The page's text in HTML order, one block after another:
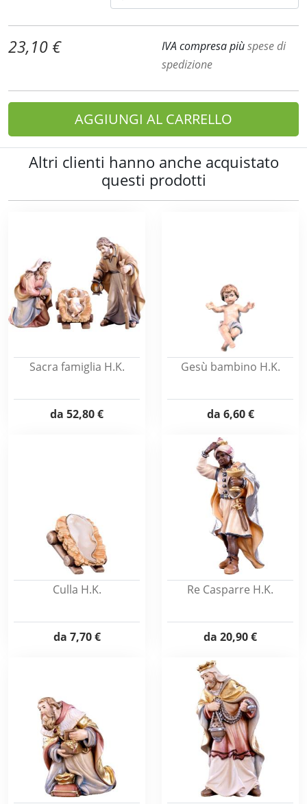
23,10 € IVA compresa piùspese di
spedizione
AGGIUNGI AL CARRELLO
Altri clienti hanno anche acquistato
questi prodotti
Sacra famiglia H.K.
da 52,80 €
Gesù bambino H.K.
da 6,60 €
Culla H.K.
da 7,70 €
Re Casparre H.K.
da 20,90 €